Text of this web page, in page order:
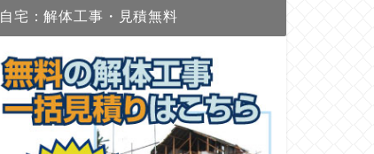
自宅：解体工事・見積無料